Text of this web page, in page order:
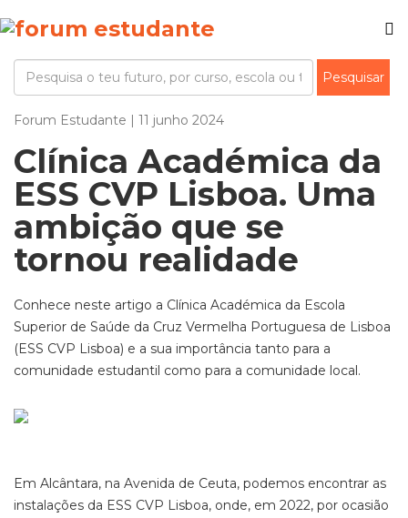
Forum Estudante | 11 junho 2024
Clínica Académica da
ESS CVP Lisboa. Uma
ambição que se
tornou realidade
Conhece neste artigo a Clínica Académica da Escola
Superior de Saúde da Cruz Vermelha Portuguesa de Lisboa
(ESS CVP Lisboa) e a sua importância tanto para a
comunidade estudantil como para a comunidade local.
Em Alcântara, na Avenida de Ceuta, podemos encontrar as
instalações da ESS CVP Lisboa, onde, em 2022, por ocasião